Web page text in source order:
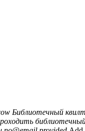
Библиотечный